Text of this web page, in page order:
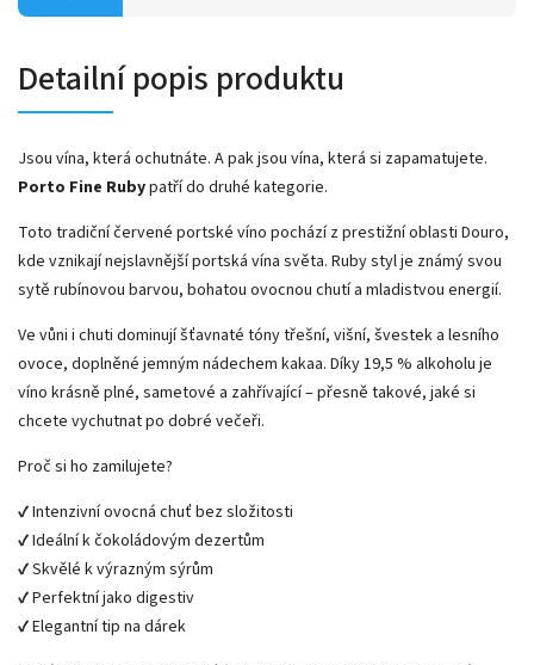
Detailní popis produktu
Jsou vína, která ochutnáte. A pak jsou vína, která si zapamatujete.
Porto Fine Rubypatří do druhé kategorie.
Toto tradiční červené portské víno pochází z prestižní oblasti Douro,
kde vznikají nejslavnější portská vína světa. Ruby styl je známý svou
sytě rubínovou barvou, bohatou ovocnou chutí a mladistvou energií.
Ve vůni i chuti dominují šťavnaté tóny třešní, višní, švestek a lesního
ovoce, doplněné jemným nádechem kakaa. Díky 19,5 % alkoholu je
víno krásně plné, sametové a zahřívající – přesně takové, jaké si
chcete vychutnat po dobré večeři.
Proč si ho zamilujete?
✔️ Intenzivní ovocná chuť bez složitosti
✔️ Ideální k čokoládovým dezertům
✔️ Skvělé k výrazným sýrům
✔️ Perfektní jako digestiv
✔️ Elegantní tip na dárek